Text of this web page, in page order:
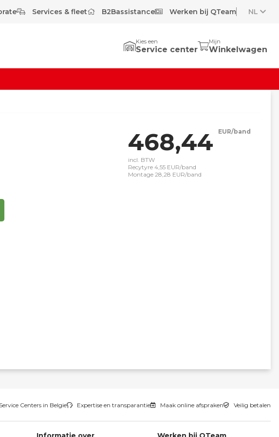
Services & fleet B2Bassistance Werken bij QTeam NL
Kies een
Service center
Mijn
Winkelwagen
468,44 EUR/band
incl. BTW
Recytyre 4,55 EUR/band
Montage 28,28 EUR/band
Centers in Belgie Expertise en transparantie Maak online afspraken Veilig betalen